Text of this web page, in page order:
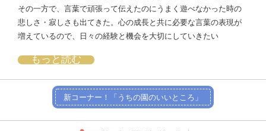
その一方で、言葉で頑張って伝えたのにうまく遊べなかった時の
悲しさ・寂しさも出てきた。心の成長と共に必要な言葉の表現が
増えているので、日々の経験と機会を大切にしていきたい
もっと読む
新コーナー！「うちの園のいいところ」